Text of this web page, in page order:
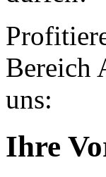
Bereich
uns:
Ihre